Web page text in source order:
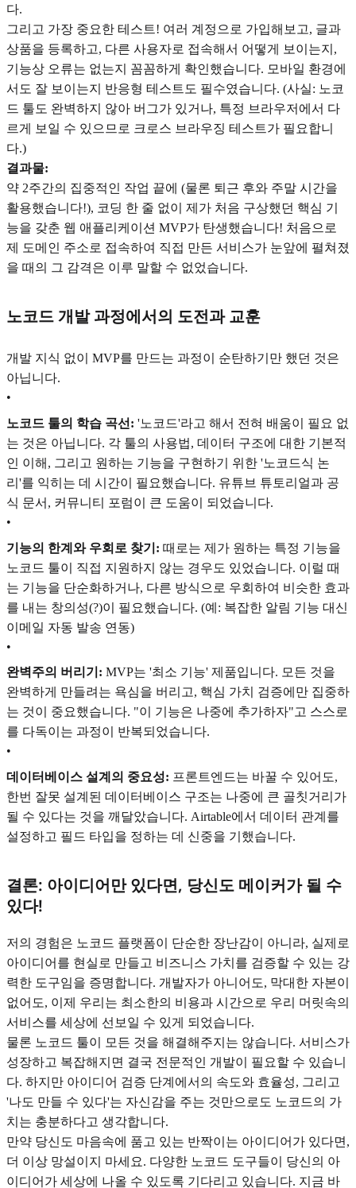
다.
그리고 가장 중요한 테스트! 여러 계정으로 가입해보고, 글과
상품을 등록하고, 다른 사용자로 접속해서 어떻게 보이는지,
기능상 오류는 없는지 꼼꼼하게 확인했습니다. 모바일 환경에
서도 잘 보이는지 반응형 테스트도 필수였습니다. (사실: 노코
드 툴도 완벽하지 않아 버그가 있거나, 특정 브라우저에서 다
르게 보일 수 있으므로 크로스 브라우징 테스트가 필요합니
다.)
결과물:
약 2주간의 집중적인 작업 끝에 (물론 퇴근 후와 주말 시간을
활용했습니다!), 코딩 한 줄 없이 제가 처음 구상했던 핵심 기
능을 갖춘 웹 애플리케이션 MVP가 탄생했습니다! 처음으로
제 도메인 주소로 접속하여 직접 만든 서비스가 눈앞에 펼쳐졌
을 때의 그 감격은 이루 말할 수 없었습니다.
노코드 개발 과정에서의 도전과 교훈
개발 지식 없이 MVP를 만드는 과정이 순탄하기만 했던 것은
아닙니다.
•
노코드 툴의 학습 곡선: '노코드'라고 해서 전혀 배움이 필요 없
는 것은 아닙니다. 각 툴의 사용법, 데이터 구조에 대한 기본적
인 이해, 그리고 원하는 기능을 구현하기 위한 '노코드식 논
리'를 익히는 데 시간이 필요했습니다. 유튜브 튜토리얼과 공
식 문서, 커뮤니티 포럼이 큰 도움이 되었습니다.
•
기능의 한계와 우회로 찾기: 때로는 제가 원하는 특정 기능을
노코드 툴이 직접 지원하지 않는 경우도 있었습니다. 이럴 때
는 기능을 단순화하거나, 다른 방식으로 우회하여 비슷한 효과
를 내는 창의성(?)이 필요했습니다. (예: 복잡한 알림 기능 대신
이메일 자동 발송 연동)
•
완벽주의 버리기: MVP는 '최소 기능' 제품입니다. 모든 것을
완벽하게 만들려는 욕심을 버리고, 핵심 가치 검증에만 집중하
는 것이 중요했습니다. "이 기능은 나중에 추가하자"고 스스로
를 다독이는 과정이 반복되었습니다.
•
데이터베이스 설계의 중요성: 프론트엔드는 바꿀 수 있어도,
한번 잘못 설계된 데이터베이스 구조는 나중에 큰 골칫거리가
될 수 있다는 것을 깨달았습니다. Airtable에서 데이터 관계를
설정하고 필드 타입을 정하는 데 신중을 기했습니다.
결론: 아이디어만 있다면, 당신도 메이커가 될 수
있다!
저의 경험은 노코드 플랫폼이 단순한 장난감이 아니라, 실제로
아이디어를 현실로 만들고 비즈니스 가치를 검증할 수 있는 강
력한 도구임을 증명합니다. 개발자가 아니어도, 막대한 자본이
없어도, 이제 우리는 최소한의 비용과 시간으로 우리 머릿속의
서비스를 세상에 선보일 수 있게 되었습니다.
물론 노코드 툴이 모든 것을 해결해주지는 않습니다. 서비스가
성장하고 복잡해지면 결국 전문적인 개발이 필요할 수 있습니
다. 하지만 아이디어 검증 단계에서의 속도와 효율성, 그리고
'나도 만들 수 있다'는 자신감을 주는 것만으로도 노코드의 가
치는 충분하다고 생각합니다.
만약 당신도 마음속에 품고 있는 반짝이는 아이디어가 있다면,
더 이상 망설이지 마세요. 다양한 노코드 도구들이 당신의 아
이디어가 세상에 나올 수 있도록 기다리고 있습니다. 지금 바